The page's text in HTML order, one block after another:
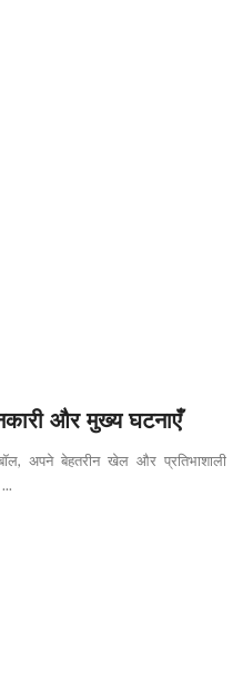
और मुख्य घटनाएँ
अपने बेहतरीन खेल और प्रतिभाशाली